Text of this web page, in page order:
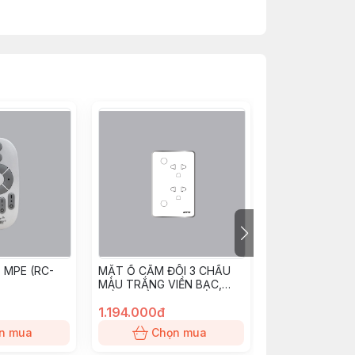
(RC-
mua
MẶT Ổ CẮM ĐÔI 3 CHẤU
MÀU TRẮNG VIỀN BẠC,
MPE
1.194.000đ
Chọn mua